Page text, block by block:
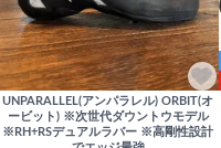
UNPARALLEL(アンパラレル) ORBIT(オ
ービット) ※次世代ダウントウモデル
※RH+RSデュアルラバー ※高剛性設計